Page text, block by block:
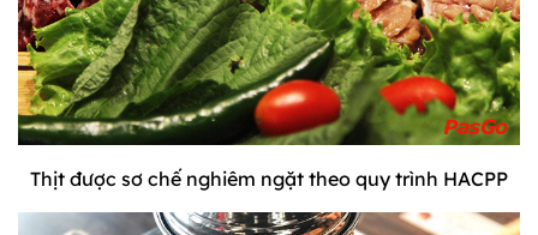
Thịt được sơ chế nghiêm ngặt theo quy trình HACPP